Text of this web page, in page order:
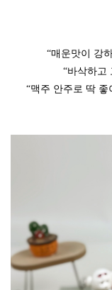
“매운맛이 강
“바삭하고
“맥주 안주로 딱